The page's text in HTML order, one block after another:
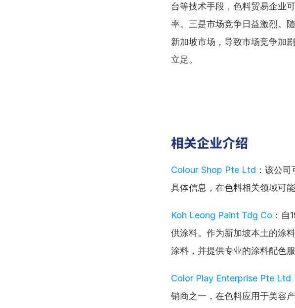
台等技术手段，色料贸易企业
率。三是市场竞争日益激烈。
新加坡市场，导致市场竞争加
立足。
相关企业介绍
Colour Shop Pte Ltd ：该公
具体信息，在色料相关领域可
Koh Leong Paint Tdg Co ：
供涂料。作为新加坡本土的涂
涂料，并提供专业的涂料配色
Color Play Enterprise Pte Ltd
销商之一，在色料应用于美容